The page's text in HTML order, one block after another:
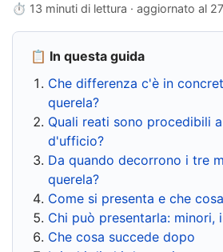
⏱ 13 minuti di lettura · aggiornato al
📋 In questa guida
Che differenza c'è in
querela?
Quali reati sono procedibili
d'ufficio?
Da quando decorrono i tre
querela?
Come si presenta e che
Chi può presentarla: minori,
Che cosa succede dopo